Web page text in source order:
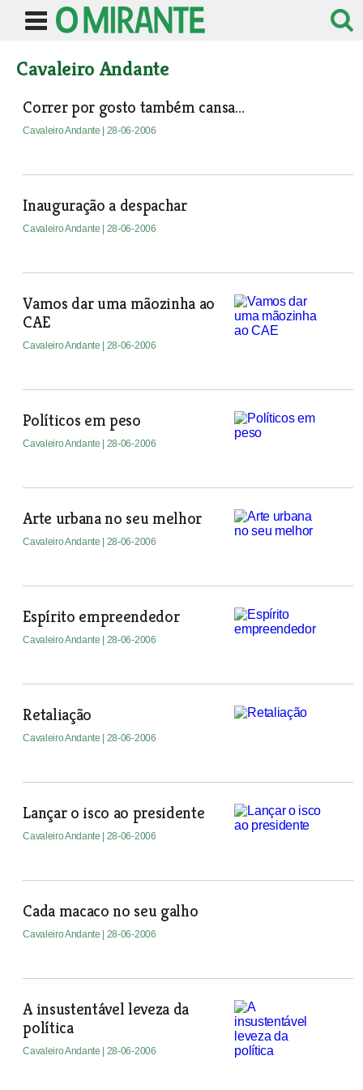
Cavaleiro Andante
Correr por gosto também cansa…
Cavaleiro Andante | 28-06-2006
Inauguração a despachar
Cavaleiro Andante | 28-06-2006
Vamos dar uma mãozinha ao
CAE
Cavaleiro Andante | 28-06-2006
Políticos em peso
Cavaleiro Andante | 28-06-2006
Arte urbana no seu melhor
Cavaleiro Andante | 28-06-2006
Espírito empreendedor
Cavaleiro Andante | 28-06-2006
Retaliação
Cavaleiro Andante | 28-06-2006
Lançar o isco ao presidente
Cavaleiro Andante | 28-06-2006
Cada macaco no seu galho
Cavaleiro Andante | 28-06-2006
A insustentável leveza da
política
Cavaleiro Andante | 28-06-2006